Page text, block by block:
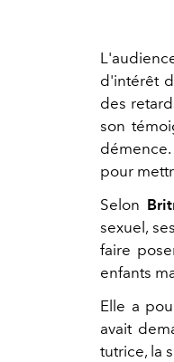
d'intérêt
des
son
pour
Selon
sexuel,
faire
enfants
Elle a
avait
tutrice, la